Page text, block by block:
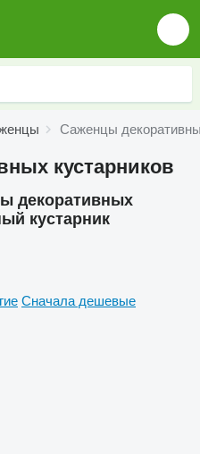
Саженцы
кустарников
декоративных
кустарник
Сначала дешевые